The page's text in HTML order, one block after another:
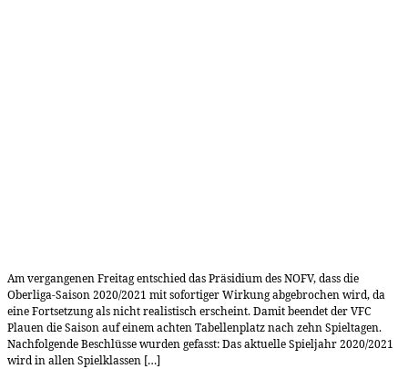
Am vergangenen Freitag entschied das Präsidium des NOFV, dass die
Oberliga-Saison 2020/2021 mit sofortiger Wirkung abgebrochen wird, da
eine Fortsetzung als nicht realistisch erscheint. Damit beendet der VFC
Plauen die Saison auf einem achten Tabellenplatz nach zehn Spieltagen.
Nachfolgende Beschlüsse wurden gefasst: Das aktuelle Spieljahr 2020/2021
wird in allen Spielklassen […]